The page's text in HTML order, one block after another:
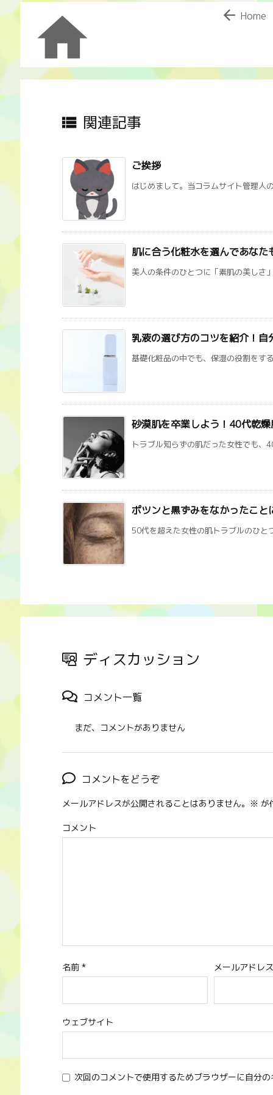
  Home
 関連記事
ご挨拶
はじめまして。当コラムサイト管理人
肌に合う化粧水を選んであな
美人の条件のひとつに「素肌の美しさ
乳液の選び方のコツを紹介！
基礎化粧品の中でも、保湿の役割をす
砂漠肌を卒業しよう！40代乾
トラブル知らずの肌だった女性でも、
ポツンと黒ずみをなかったこ
50代を超えた女性の肌トラブルのひと
ディスカッション
コメント一覧
まだ、コメントがありません
コメントをどうぞ
メールアドレスが公開されることはありません。 ※ が
コメント
名前 * メールアドレ
ウェブサイト
次回のコメントで使用するためブラウザーに自分